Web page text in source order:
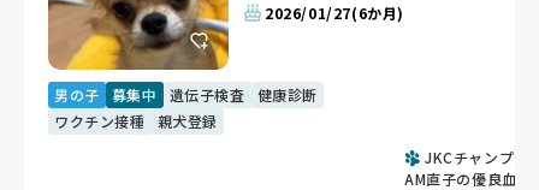
2026/01/27(6か月)
男の子 募集中 遺伝子検査
健康診断
ワクチン接種
親犬登録
JKCチャンプ・
AM直子の優良血統